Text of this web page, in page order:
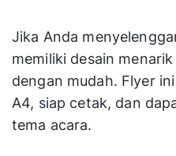
Jika Anda
memiliki desain
dengan mudah. Flyer
A4, siap cetak, dan
tema acara.